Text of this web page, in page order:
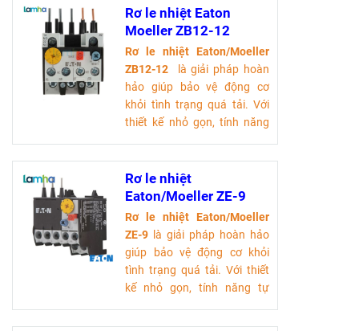
trong nhiều môi trường, sản
phẩm này không chỉ tiết
kiệm chi phí mà còn nâng
cao hiệu suất làm việc.
Tải tài liệu kỹ thuật
Rơ le nhiệt Eaton
Moeller ZB12-12
Rơ le nhiệt Eaton/Moeller
ZB12-12
là giải pháp hoàn
hảo giúp bảo vệ động cơ
khỏi tình trạng quá tải. Với
thiết kế nhỏ gọn, tính năng
năng hoạt động ổn định
trong nhiều môi trường, sản
phẩm này không chỉ tiết
kiệm chi phí mà còn nâng
cao hiệu suất làm việc.
Tải tài liệu kỹ thuật
Rơ le nhiệt
Eaton/Moeller ZE-9
Rơ le nhiệt Eaton/Moeller
ZE-9 là giải pháp hoàn hảo
giúp bảo vệ động cơ khỏi
tình trạng quá tải. Với thiết
kế nhỏ gọn, tính năng tự
hoạt động ổn định trong